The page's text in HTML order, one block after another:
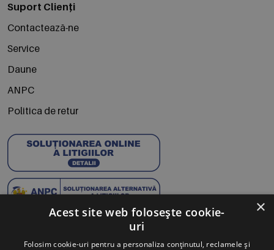
Suport Clienți
Contactează-ne
Service
Daune
ANPC
Politica de retur
Abonează-te la Newsletter
×
Acest site web folosește cookie-
uri
Folosim cookie-uri pentru a personaliza conținutul, reclamele și